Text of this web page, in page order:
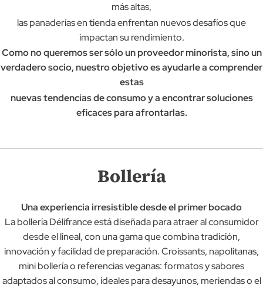
más altas,
las panaderías en tienda enfrentan nuevos desafíos que
impactan su rendimiento.
Como no queremos ser sólo un proveedor minorista, sino un
verdadero socio, nuestro objetivo es ayudarle a comprender
estas
nuevas tendencias de consumo y a encontrar soluciones
eficaces para afrontarlas.
Bollería
Una experiencia irresistible desde el primer bocado
La bollería Délifrance está diseñada para atraer al consumidor
desde el lineal, con una gama que combina tradición,
innovación y facilidad de preparación. Croissants, napolitanas,
mini bollería o referencias veganas: formatos y sabores
adaptados al consumo, ideales para desayunos, meriendas o el